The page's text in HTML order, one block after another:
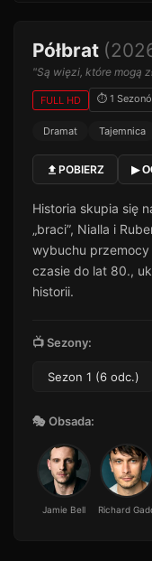
Półbrat
"Są więzi, które mogą
FULL HD ⏱ 1
Dramat Tajemnica
POBIERZ ▶
Historia skupia się
„braci”, Nialla i
wybuchu
czasie do lat 80.,
historii.
📺 Sezony:
Sezon 1 (6 odc.)
🎭 Obsada:
Jamie Bell Richard